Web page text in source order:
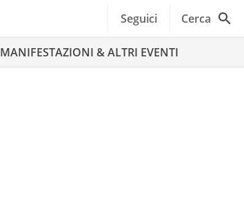
Seguici Cerca
MANIFESTAZIONI & ALTRI EVENTI